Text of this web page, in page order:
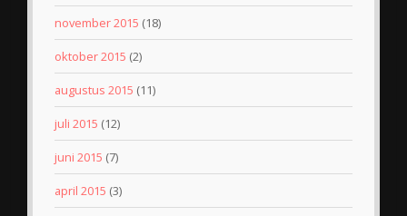
november 2015 (18)
oktober 2015 (2)
augustus 2015 (11)
juli 2015 (12)
juni 2015 (7)
april 2015 (3)